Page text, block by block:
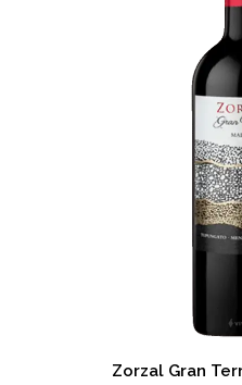
Zorzal Gran